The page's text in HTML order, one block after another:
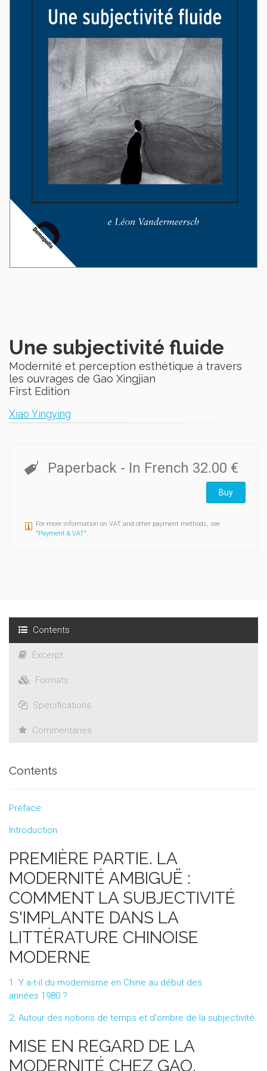
Une subjectivité fluide
Modernité et perception esthétique à travers
les ouvrages de Gao Xingjian
First Edition
Xiao Yingying
Paperback - In French 32.00 €
Buy
For more information on VAT and other payment methods, see
"Payment & VAT".
Contents
Excerpt
Formats
Specifications
Commentaries
Contents
Préface
Introduction
PREMIÈRE PARTIE. LA
MODERNITÉ AMBIGUË :
COMMENT LA SUBJECTIVITÉ
S'IMPLANTE DANS LA
LITTÉRATURE CHINOISE
MODERNE
1. Y a-t-il du modernisme en Chine au début des
années 1980 ?
2. Autour des notions de temps et d'ombre de la subjectivité
MISE EN REGARD DE LA
MODERNITÉ CHEZ GAO,